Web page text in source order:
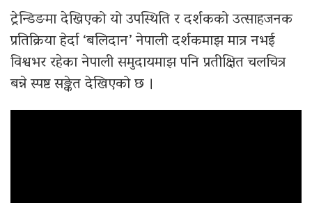
ट्रेन्डिङमा देखिएको यो उपस्थिति र दर्शकको उत्साहजनक
प्रतिक्रिया हेर्दा ‘बलिदान’ नेपाली दर्शकमाझ मात्र नभई
विश्वभर रहेका नेपाली समुदायमाझ पनि प्रतीक्षित चलचित्र
बन्ने स्पष्ट सङ्केत देखिएको छ ।